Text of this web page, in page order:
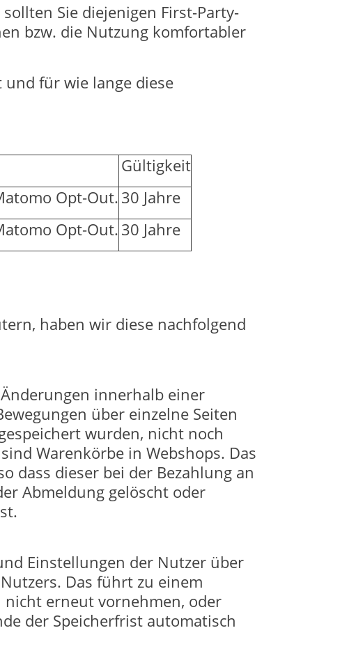
Sie diejenigen First-Party-
bzw. die Nutzung komfortabler
und für wie lange diese
Gültigkeit
Opt-Out. 30 Jahre
Opt-Out. 30 Jahre
haben wir diese nachfolgend
innerhalb einer
über einzelne Seiten
wurden, nicht noch
Warenkörbe in Webshops. Das
dass dieser bei der Bezahlung an
Abmeldung gelöscht oder
Einstellungen der Nutzer über
Das führt zu einem
nicht erneut vornehmen, oder
der Speicherfrist automatisch